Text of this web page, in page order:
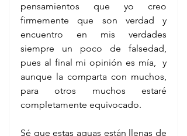
pensamientos que yo creo
firmemente que son verdad y
encuentro en mis verdades
siempre un poco de falsedad,
pues al final mi opinión es mía,  y
aunque la comparta con muchos,
para otros muchos estaré
completamente equivocado.
Sé que estas aguas están llenas de